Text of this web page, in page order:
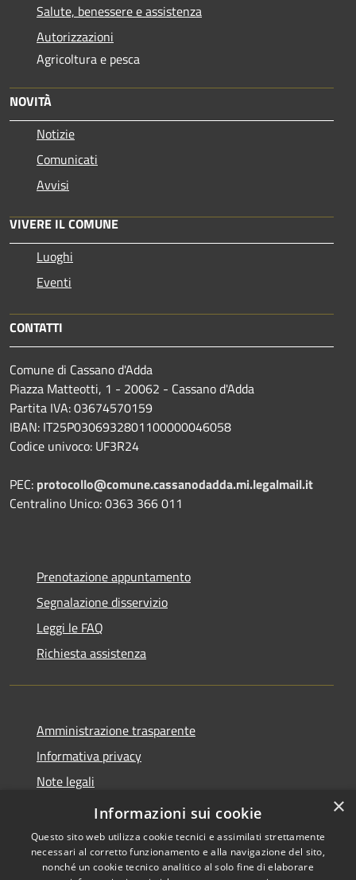
Salute, benessere e assistenza
Autorizzazioni
Agricoltura e pesca
NOVITÀ
Notizie
Comunicati
Avvisi
VIVERE IL COMUNE
Luoghi
Eventi
CONTATTI
Comune di Cassano d'Adda
Piazza Matteotti, 1 - 20062 - Cassano d'Adda
Partita IVA: 03674570159
IBAN: IT25P0306932801100000046058
Codice univoco: UF3R24
PEC: protocollo@comune.cassanodadda.mi.legalmail.it
Centralino Unico: 0363 366 011
Prenotazione appuntamento
Segnalazione disservizio
Leggi le FAQ
Richiesta assistenza
Amministrazione trasparente
Informativa privacy
Note legali
Dichiarazione di accessibilità
×
Informazioni sui cookie
Questo sito web utilizza cookie tecnici e assimilati strettamente
necessari al corretto funzionamento e alla navigazione del sito,
nonché un cookie tecnico analitico al solo fine di elaborare